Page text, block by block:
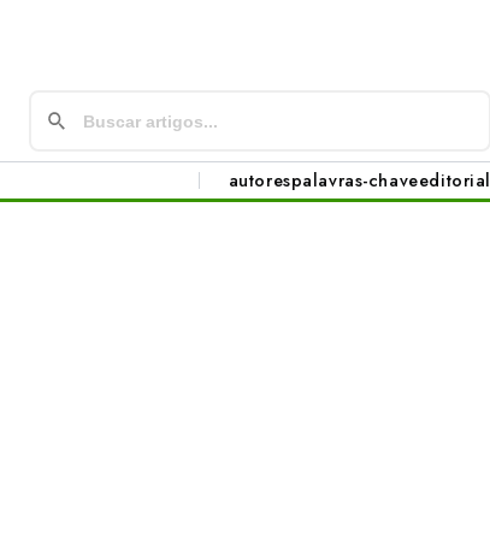
autorespalavras-chaveeditorial